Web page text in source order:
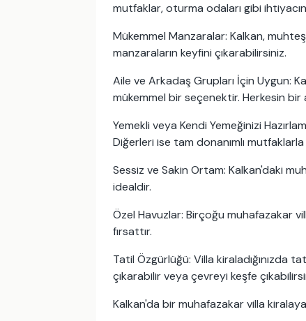
mutfaklar, oturma odaları gibi
Mükemmel Manzaralar: Kalkan,
manzaraların keyfini çıkarabilirsiniz.
Aile ve Arkadaş Grupları İçin Uygun:
mükemmel bir seçenektir. Herkesin
Yemekli veya Kendi Yemeğinizi
Diğerleri ise tam donanımlı
Sessiz ve Sakin Ortam: Kalkan'daki
idealdir.
Özel Havuzlar: Birçoğu muhafazakar
fırsattır.
Tatil Özgürlüğü: Villa kiraladığınızda
çıkarabilir veya çevreyi keşfe
Kalkan'da bir muhafazakar villa